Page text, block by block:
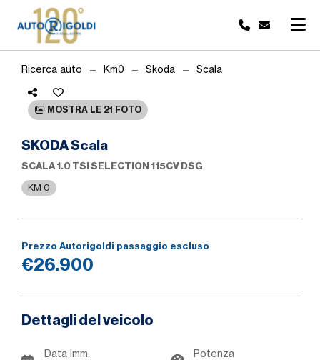
Ricerca auto Km0 Skoda Scala
MOSTRA LE 21 FOTO
SKODA Scala
SCALA 1.0 TSI SELECTION 115CV DSG
KM 0
Prezzo Autorigoldi passaggio escluso
€26.900
Dettagli del veicolo
Data Imm. Potenza